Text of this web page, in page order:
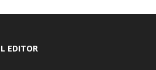
EDITOR